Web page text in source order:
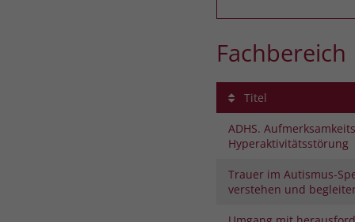
Fachbereich
Titel
ADHS.
Hyperaktivitätsstörung
Trauer im Autismus-
verstehen und